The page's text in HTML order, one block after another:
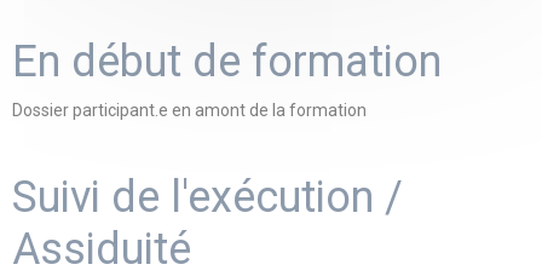
En début de formation
Dossier participant.e en amont de la formation
Suivi de l'exécution /
Assiduité